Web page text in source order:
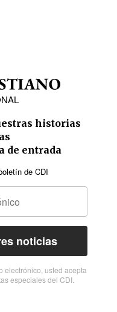
historias
de entrada
de CDI
noticias
electrónico, usted acepta
especiales del CDI.